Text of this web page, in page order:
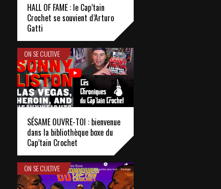
HALL OF FAME : le Cap’tain
Crochet se souvient d’Arturo
Gatti
ON SE CULTIVE
SÉSAME OUVRE-TOI : bienvenue
dans la bibliothèque boxe du
Cap’tain Crochet
ON SE CULTIVE